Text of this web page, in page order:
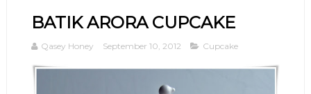
BATIK ARORA CUPCAKE
Qasey Honey September 10, 2012 Cupcake